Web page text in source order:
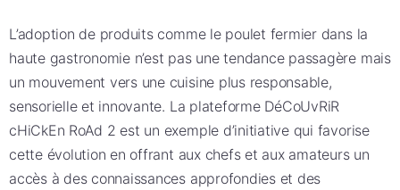
L’adoption de produits comme le poulet fermier dans la
haute gastronomie n’est pas une tendance passagère mais
un mouvement vers une cuisine plus responsable,
sensorielle et innovante. La plateforme DéCoUvRiR
cHiCkEn RoAd 2 est un exemple d’initiative qui favorise
cette évolution en offrant aux chefs et aux amateurs un
accès à des connaissances approfondies et des